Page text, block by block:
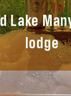
Lake
lodge